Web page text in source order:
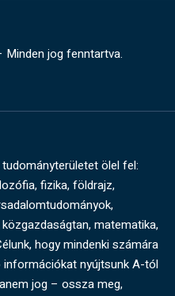
Minden jog fenntartva.
ölel fel:
fizika, földrajz,
matematika,
hogy mindenki számára
nyújtsunk A-tól
jog – ossza meg,